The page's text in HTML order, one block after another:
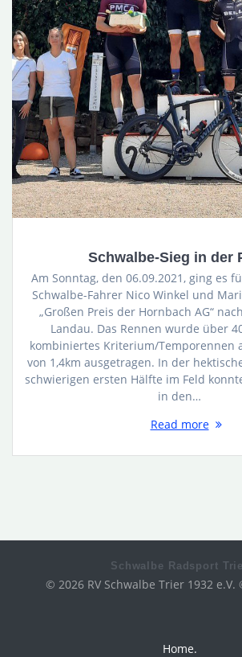
Schwalbe-Sieg in der
Am Sonntag, den 06.09.2021, ging es
Schwalbe-Fahrer Nico Winkel und
„Großen Preis der Hornbach AG“
Landau. Das Rennen wurde über
kombiniertes Kriterium/Temporennen
von 1,4km ausgetragen. In der
schwierigen ersten Hälfte im Feld
in den…
Read more
Schwalbe Radsport
© 2026 RV Schwalbe Trier 1932 e.V.
Home.